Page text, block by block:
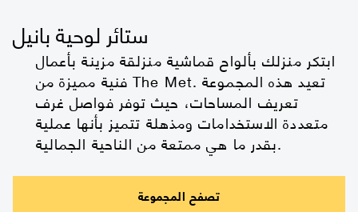
ستائر لوحية بانيل
ابتكر منزلك بألواح قماشية منزلقة مزينة بأعمال
فنية مميزة من The Met. تعيد هذه المجموعة
تعريف المساحات، حيث توفر فواصل غرف
متعددة الاستخدامات ومذهلة تتميز بأنها عملية
بقدر ما هي ممتعة من الناحية الجمالية.
تصفح المجموعة